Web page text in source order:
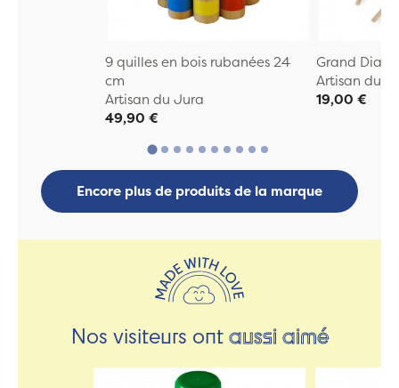
9 quilles en bois rubanées 24
cm
Artisan du Jura
49,90 €
Grand
Artisan du
19,00 €
Encore plus de produits de la marque
Nos visiteurs ontaussi aimé